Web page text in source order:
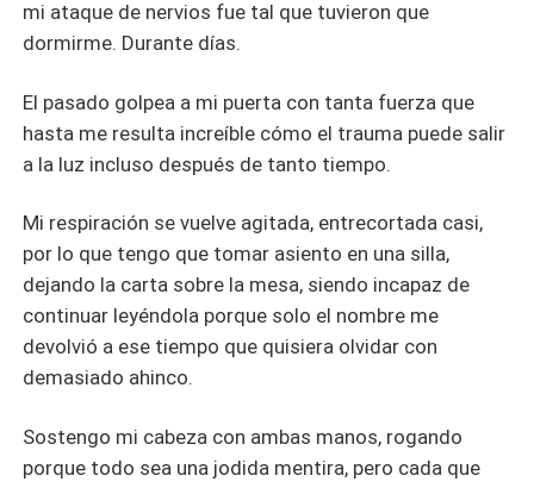
mi ataque de nervios fue tal que tuvieron que
dormirme. Durante días.
El pasado golpea a mi puerta con tanta fuerza que
hasta me resulta increíble cómo el trauma puede salir
a la luz incluso después de tanto tiempo.
Mi respiración se vuelve agitada, entrecortada casi,
por lo que tengo que tomar asiento en una silla,
dejando la carta sobre la mesa, siendo incapaz de
continuar leyéndola porque solo el nombre me
devolvió a ese tiempo que quisiera olvidar con
demasiado ahinco.
Sostengo mi cabeza con ambas manos, rogando
porque todo sea una jodida mentira, pero cada que